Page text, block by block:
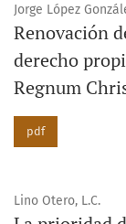
Jorge López
Renovación
derecho
Regnum
pdf
Lino Otero, L.C.